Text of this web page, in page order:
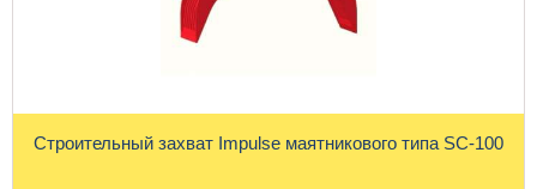
Строительный захват Impulse маятникового типа SC-100